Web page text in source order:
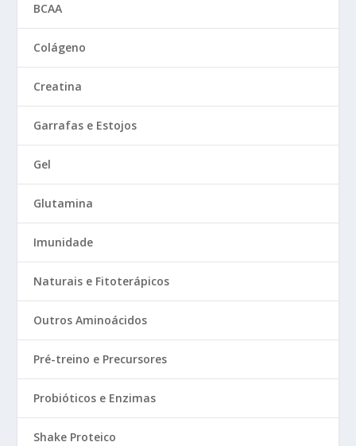
BCAA
Colágeno
Creatina
Garrafas e Estojos
Gel
Glutamina
Imunidade
Naturais e Fitoterápicos
Outros Aminoácidos
Pré-treino e Precursores
Probióticos e Enzimas
Shake Proteico